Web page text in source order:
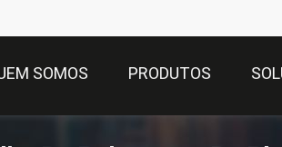
SOMOS PRODUTOS